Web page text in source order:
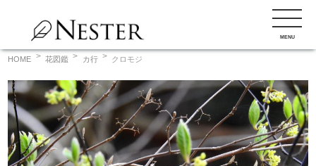
ン
へ
ス
プ
MENU
HOME 花図鑑 カ行 クロモジ